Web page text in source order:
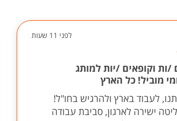
לפני 11 שעות
/ות וקופאים /יות למותג
מוביל! כל הארץ
לעבוד בארץ ולהרגיש בחו"ל!
ישירה לארגון, סביבת עבודה